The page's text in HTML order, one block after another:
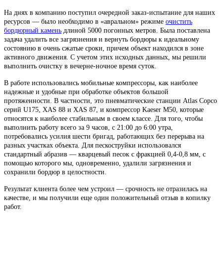
На днях в компанию поступил очередной заказ-испытание для наших
ресурсов — было необходимо в «авральном» режиме очистить
бордюрный камень длиной 5000 погонных метров. Была поставлена
задача удалить все загрязнения и вернуть бордюры к идеальному
состоянию в очень сжатые сроки, причем объект находился в зоне
активного движения. С учетом этих исходных данных, мы решили
выполнить очистку в вечерне-ночное время суток.
В работе использовались мобильные компрессоры, как наиболее
надежные и удобные при обработке объектов большой
протяженности. В частности, это пневматические станции Atlas Copco
серий U175, XAS 88 и XAS 87, и компрессор Kaeser M50, которые
относятся к наиболее стабильным в своем классе. Для того, чтобы
выполнить работу всего за 9 часов, с 21:00 до 6:00 утра,
потребовались усилия шести бригад, работающих без перерыва на
разных участках объекта. Для пескоструйки использовался
стандартный абразив — кварцевый песок с фракцией 0,4-0,8 мм, с
помощью которого мы, одновременно, удалили загрязнения и
сохранили бордюр в целостности.
Результат клиента более чем устроил — срочность не отразилась на
качестве, и мы получили еще один положительный отзыв в копилку
работ.